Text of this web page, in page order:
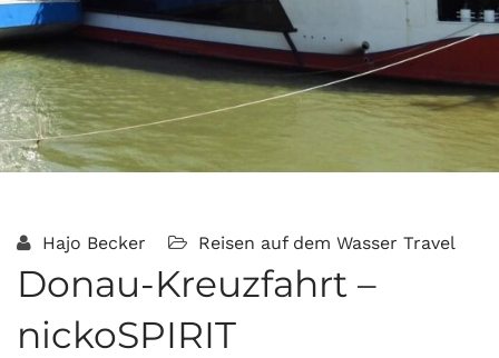
Hajo Becker Reisen auf dem Wasser Travel
Donau-Kreuzfahrt –
nickoSPIRIT